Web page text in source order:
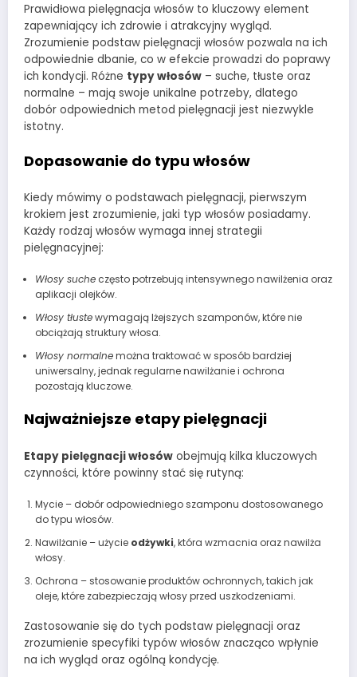
Prawidłowa pielęgnacja włosów to kluczowy element
zapewniający ich zdrowie i atrakcyjny wygląd.
Zrozumienie podstaw pielęgnacji włosów pozwala na ich
odpowiednie dbanie, co w efekcie prowadzi do poprawy
ich kondycji. Różne typy włosów – suche, tłuste oraz
normalne – mają swoje unikalne potrzeby, dlatego
dobór odpowiednich metod pielęgnacji jest niezwykle
istotny.
Dopasowanie do typu włosów
Kiedy mówimy o podstawach pielęgnacji, pierwszym
krokiem jest zrozumienie, jaki typ włosów posiadamy.
Każdy rodzaj włosów wymaga innej strategii
pielęgnacyjnej:
Włosy sucheczęsto potrzebują intensywnego nawilżenia oraz
aplikacji olejków.
Włosy tłustewymagają lżejszych szamponów, które nie
obciążają struktury włosa.
Włosy normalnemożna traktować w sposób bardziej
uniwersalny, jednak regularne nawilżanie i ochrona
pozostają kluczowe.
Najważniejsze etapy pielęgnacji
Etapy pielęgnacji włosów obejmują kilka kluczowych
czynności, które powinny stać się rutyną:
Mycie – dobór odpowiedniego szamponu dostosowanego
do typu włosów.
Nawilżanie – użycie odżywki, która wzmacnia oraz nawilża
włosy.
Ochrona – stosowanie produktów ochronnych, takich jak
oleje, które zabezpieczają włosy przed uszkodzeniami.
Zastosowanie się do tych podstaw pielęgnacji oraz
zrozumienie specyfiki typów włosów znacząco wpłynie
na ich wygląd oraz ogólną kondycję.